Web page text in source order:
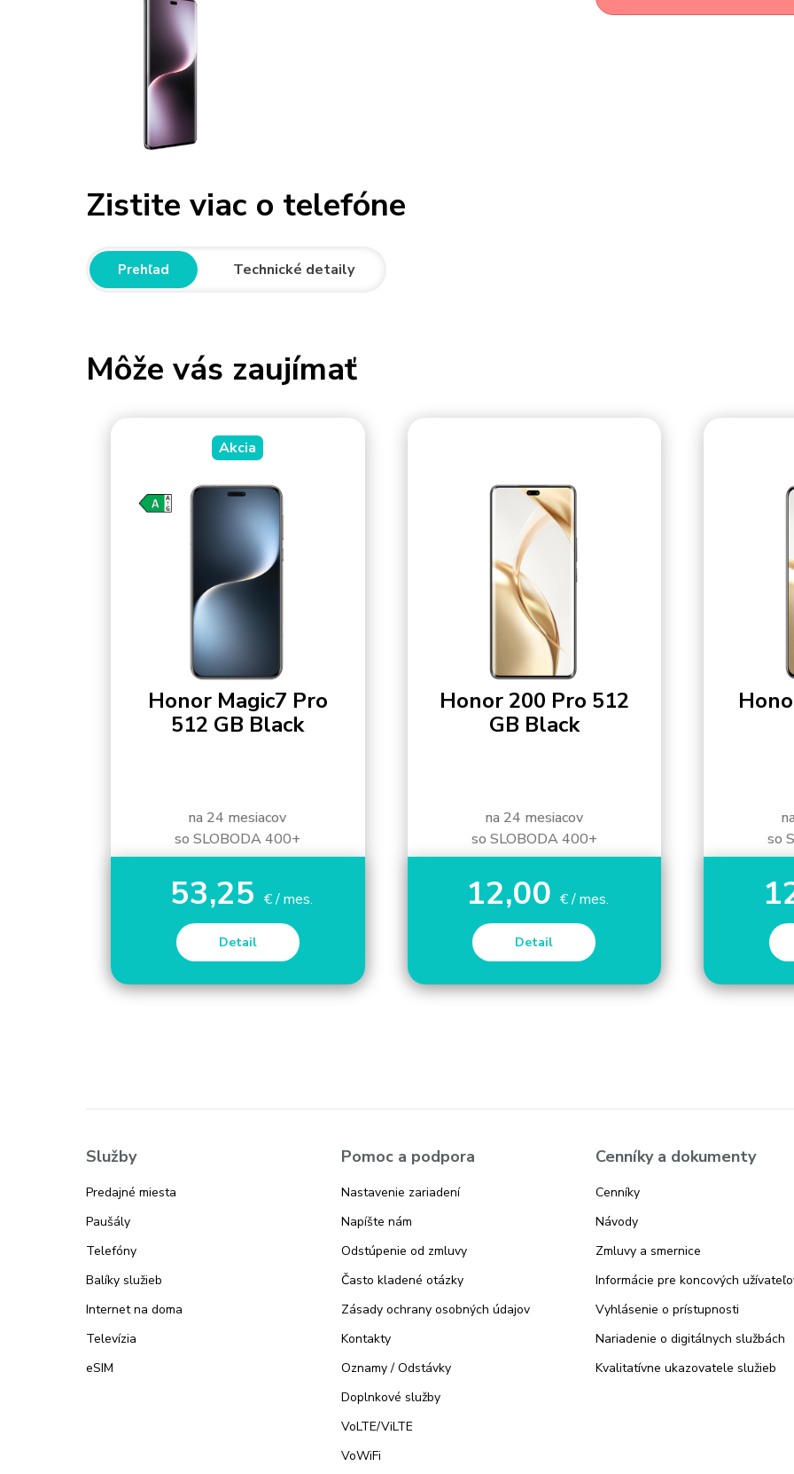
Zistite viac o telefóne
Prehľad Technické detaily
Môže vás zaujímať
Akcia
Honor Magic7 Pro
512 GB Black
na 24 mesiacov
so SLOBODA 400+
53,25 € / mes.
Detail
Honor 200 Pro 512
GB Black
na 24 mesiacov
so SLOBODA 400+
12,00€ / mes.
Detail
so
Služby
Predajné miesta
Paušály
Telefóny
Balíky služieb
Internet na doma
Televízia
eSIM
Pomoc a podpora
Nastavenie zariadení
Napíšte nám
Odstúpenie od zmluvy
Často kladené otázky
Zásady ochrany osobných údajov
Kontakty
Oznamy / Odstávky
Doplnkové služby
VoLTE/ViLTE
VoWiFi
Cenníky a dokumenty
Cenníky
Návody
Zmluvy a smernice
Informácie pre koncových
Vyhlásenie o prístupnosti
Nariadenie o digitálnych službách
Kvalitatívne ukazovatele služieb